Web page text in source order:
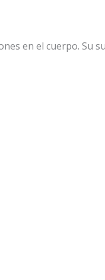
en el cuerpo. Su